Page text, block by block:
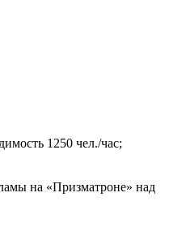
1250 чел./час;
на «Призматроне» над